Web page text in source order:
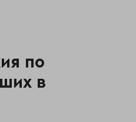
по
в